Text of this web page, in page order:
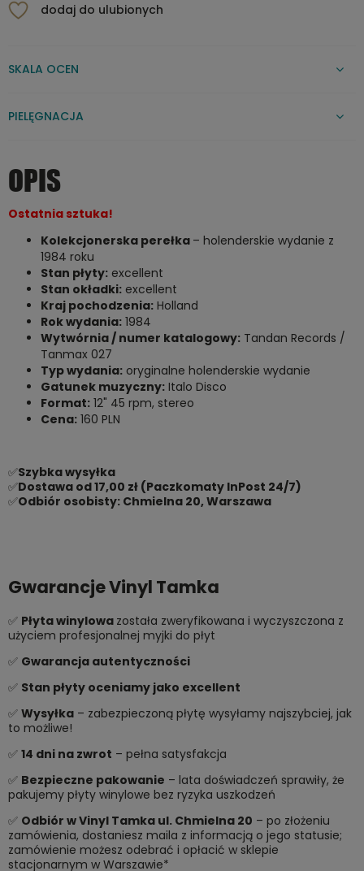
dodaj do ulubionych
SKALA OCEN
PIELĘGNACJA
OPIS
Ostatnia sztuka!
Kolekcjonerska perełka – holenderskie wydanie z
1984 roku
Stan płyty: excellent
Stan okładki: excellent
Kraj pochodzenia: Holland
Rok wydania: 1984
Wytwórnia / numer katalogowy: Tandan Records /
Tanmax 027
Typ wydania: oryginalne holenderskie wydanie
Gatunek muzyczny: Italo Disco
Format: 12" 45 rpm, stereo
Cena: 160 PLN
✅Szybka wysyłka
✅Dostawa od 17,00 zł (Paczkomaty InPost 24/7)
✅Odbiór osobisty: Chmielna 20, Warszawa
Gwarancje Vinyl Tamka
✅ Płyta winylowa została zweryfikowana i wyczyszczona z
użyciem profesjonalnej myjki do płyt
✅ Gwarancja autentyczności
✅ Stan płyty oceniamy jako excellent
✅ Wysyłka – zabezpieczoną płytę wysyłamy najszybciej, jak
to możliwe!
✅ 14 dni na zwrot – pełna satysfakcja
✅ Bezpieczne pakowanie – lata doświadczeń sprawiły, że
pakujemy płyty winylowe bez ryzyka uszkodzeń
✅ Odbiór w Vinyl Tamka ul. Chmielna 20 – po złożeniu
zamówienia, dostaniesz maila z informacją o jego statusie;
zamówienie możesz odebrać i opłacić w sklepie
stacjonarnym w Warszawie*